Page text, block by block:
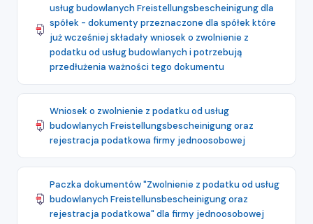
usług budowlanych Freistellungsbescheinigung dla
spółek - dokumenty przeznaczone dla spółek które
już wcześniej składały wniosek o zwolnienie z
podatku od usług budowlanych i potrzebują
przedłużenia ważności tego dokumentu
Wniosek o zwolnienie z podatku od usług
budowlanych Freistellungsbescheinigung oraz
rejestracja podatkowa firmy jednoosobowej
Paczka dokumentów "Zwolnienie z podatku od usług
budowlanych Freistellunsbescheinigung oraz
rejestracja podatkowa" dla firmy jednoosobowej